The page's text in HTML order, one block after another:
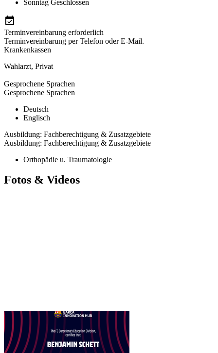
Sonntag Geschlossen
Terminvereinbarung erforderlich
Terminvereinbarung per Telefon oder E-Mail.
Krankenkassen
Wahlarzt, Privat
Gesprochene Sprachen
Gesprochene Sprachen
Deutsch
Englisch
Ausbildung: Fachberechtigung & Zusatzgebiete
Ausbildung: Fachberechtigung & Zusatzgebiete
Orthopädie u. Traumatologie
Fotos & Videos